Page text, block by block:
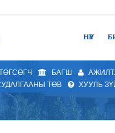
НҮҮР
БАГШ
ТӨВ
ХУУЛЬ